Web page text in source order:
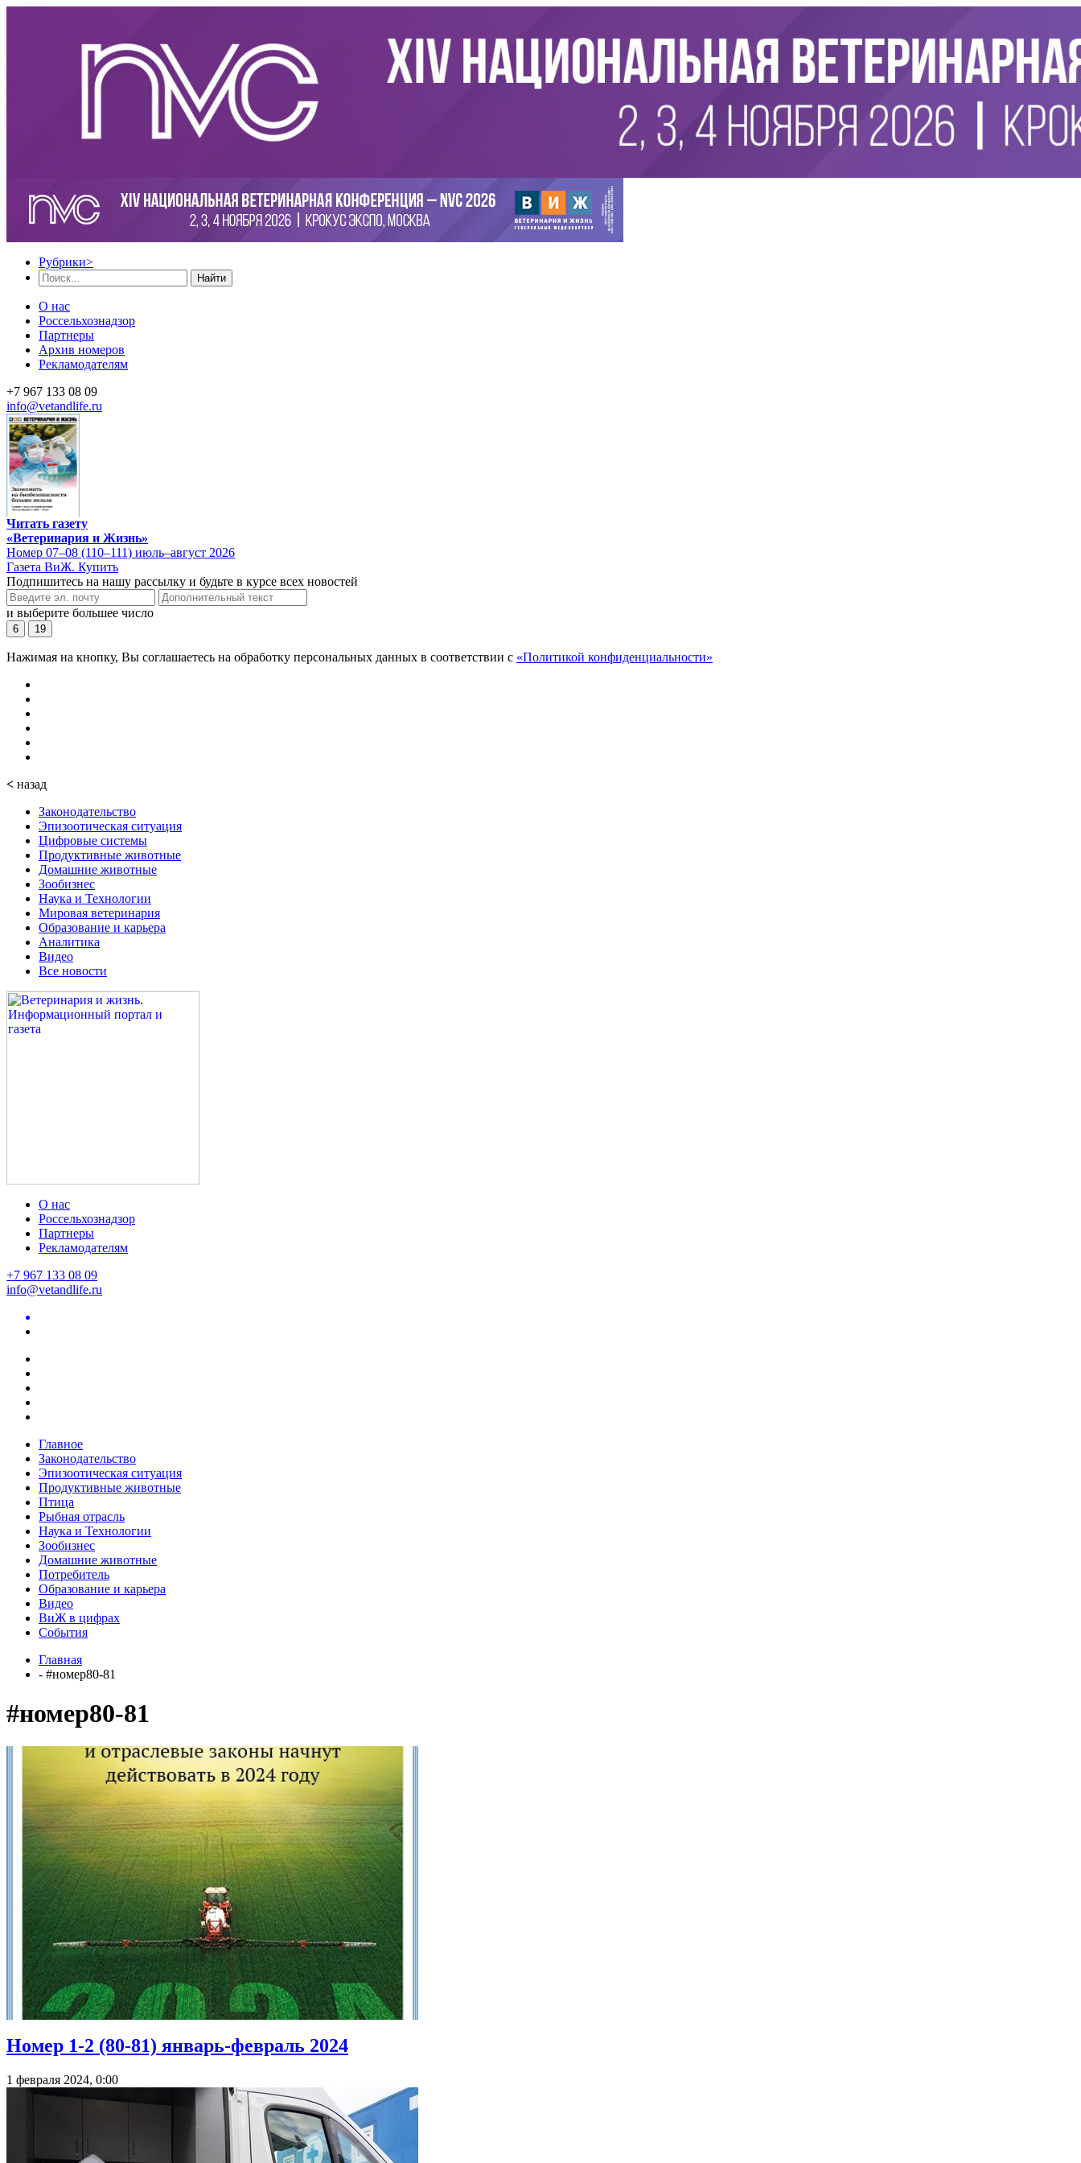
Рубрики>
Найти
О нас
Россельхознадзор
Партнеры
Архив номеров
Рекламодателям
+7 967 133 08 09
info@vetandlife.ru
Читать газету
«Ветеринария и Жизнь»
Номер 07–08 (110–111) июль–август 2026
Газета ВиЖ. Купить
Подпишитесь на нашу рассылку и будьте в курсе всех новостей
и выберите большее число
6 19
Нажимая на кнопку, Вы соглашаетесь на обработку персональных данных в соответствии с «Политикой конфиденциальности»
< назад
Законодательство
Эпизоотическая ситуация
Цифровые системы
Продуктивные животные
Домашние животные
Зообизнес
Наука и Технологии
Мировая ветеринария
Образование и карьера
Аналитика
Видео
Все новости
О нас
Россельхознадзор
Партнеры
Рекламодателям
+7 967 133 08 09
info@vetandlife.ru
Главное
Законодательство
Эпизоотическая ситуация
Продуктивные животные
Птица
Рыбная отрасль
Наука и Технологии
Зообизнес
Домашние животные
Потребитель
Образование и карьера
Видео
ВиЖ в цифрах
События
Главная
- #номер80-81
#номер80-81
Номер 1-2 (80-81) январь-февраль 2024
1 февраля 2024, 0:00